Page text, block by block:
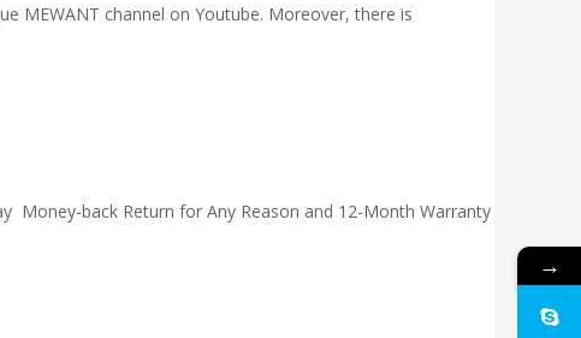
MEWANT channel on Youtube. Moreover, there is
Money-back Return for Any Reason and 12-Month Warranty
→